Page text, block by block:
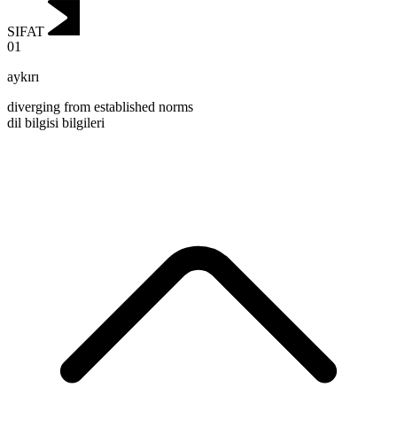
SIFAT
01
aykırı
diverging from established norms
dil bilgisi bilgileri